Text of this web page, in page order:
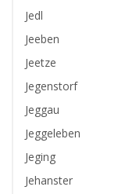
Jedl
Jeeben
Jeetze
Jegenstorf
Jeggau
Jeggeleben
Jeging
Jehanster